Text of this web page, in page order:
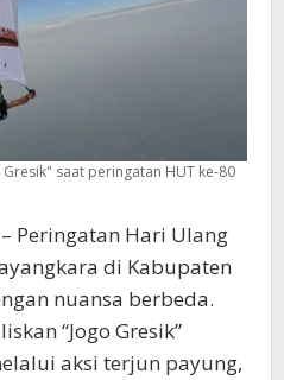
saat peringatan HUT ke-80
– Peringatan Hari Ulang
di Kabupaten
nuansa berbeda.
“Jogo Gresik”
aksi terjun payung,